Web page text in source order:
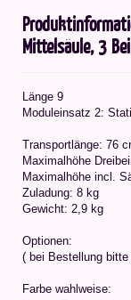
Mittelsäule, 3
Länge 9
Moduleinsatz 2:
Transportlänge: 76
Maximalhöhe
Maximalhöhe incl.
Zuladung: 8 kg
Gewicht: 2,9 kg
Optionen:
( bei Bestellung bitte
Farbe wahlweise: